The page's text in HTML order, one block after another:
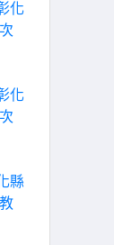
化
化
縣